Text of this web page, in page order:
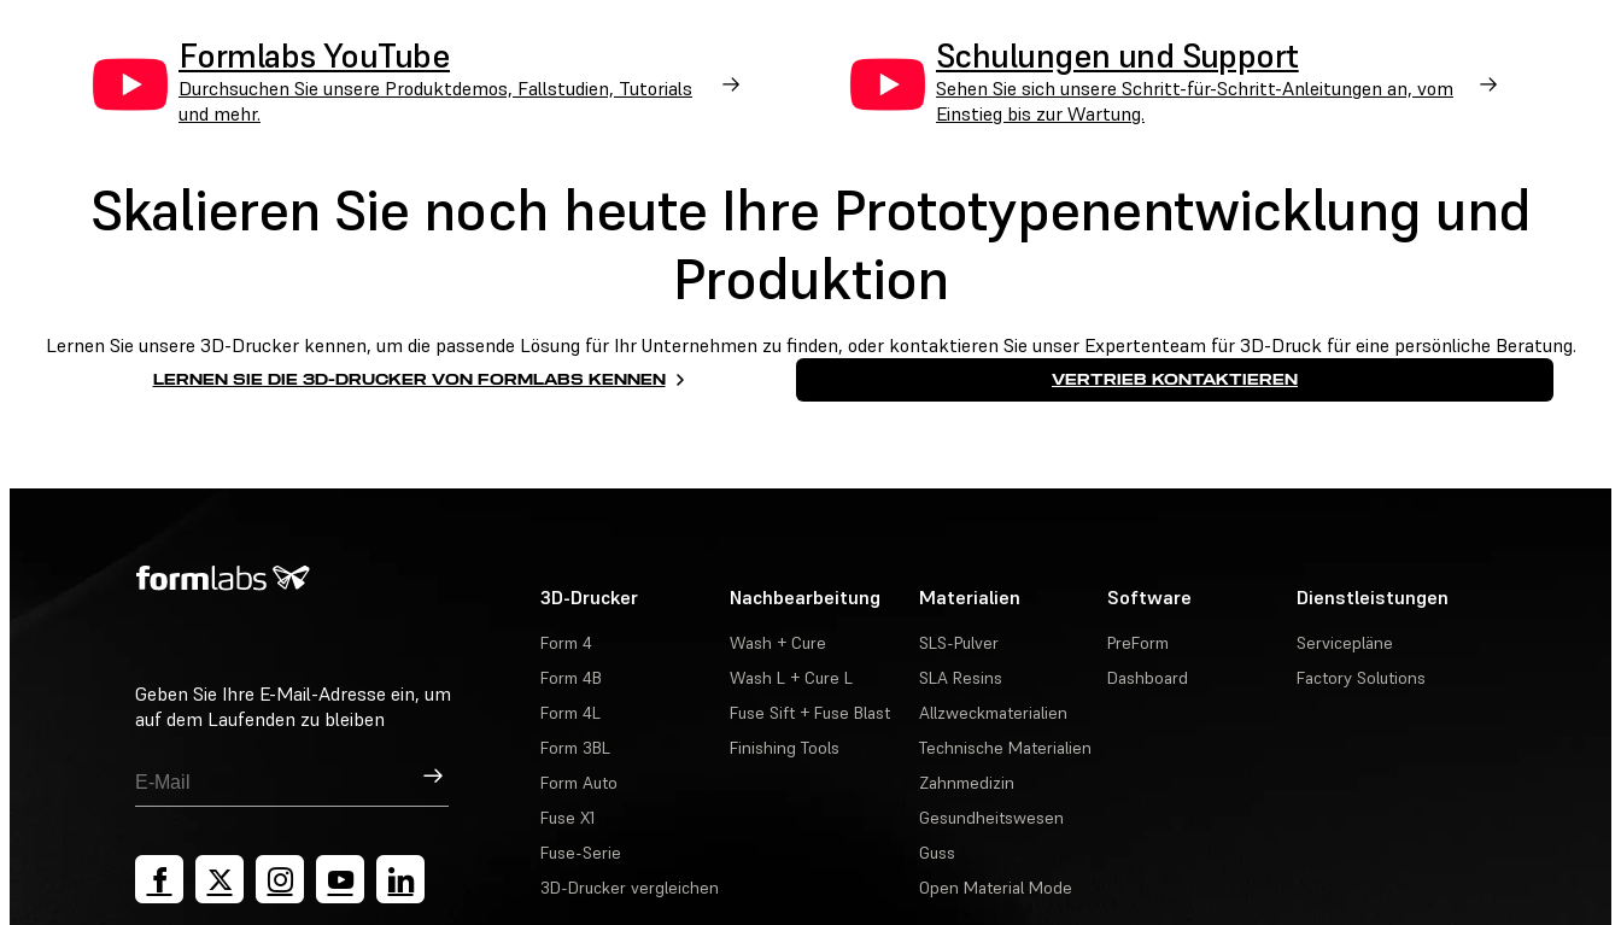
Formlabs YouTube
Durchsuchen Sie unsere Produktdemos, Fallstudien, Tutorials
und mehr.
Schulungen und Support
Sehen Sie sich unsere Schritt-für-Schritt-Anleitungen an, vom
Einstieg bis zur Wartung.
Skalieren Sie noch heute Ihre Prototypenentwicklung und
Produktion
Lernen Sie unsere 3D-Drucker kennen, um die passende Lösung für Ihr Unternehmen zu finden, oder kontaktieren Sie unser Expertenteam für 3D-Druck für eine persönliche Beratung.
LERNEN SIE DIE 3D-DRUCKER VON FORMLABS KENNEN VERTRIEB KONTAKTIEREN
Geben Sie Ihre E-Mail-Adresse ein, um
auf dem Laufenden zu bleiben
Registrieren
3D-Drucker
Form 4
Form 4B
Form 4L
Form 3BL
Form Auto
Fuse X1
Fuse-Serie
3D-Drucker vergleichen
Nachbearbeitung
Wash + Cure
Wash L + Cure L
Fuse Sift + Fuse Blast
Finishing Tools
Materialien
SLS-Pulver
SLA Resins
Allzweckmaterialien
Technische Materialien
Zahnmedizin
Gesundheitswesen
Guss
Open Material Mode
Software
PreForm
Dashboard
Dienstleistungen
Servicepläne
Factory Solutions